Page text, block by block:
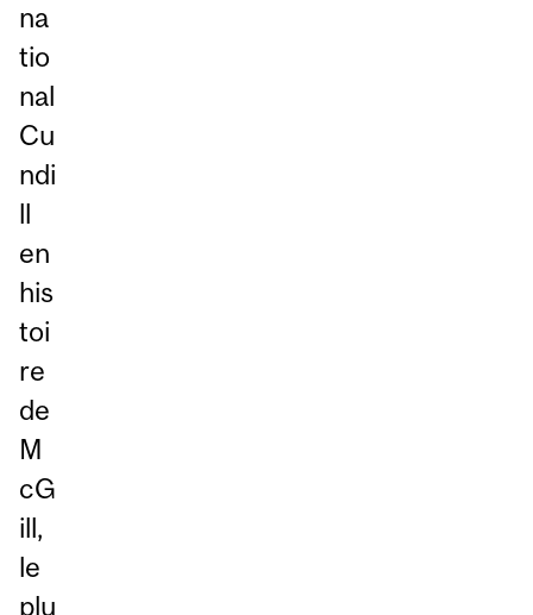
na
tio
nal
Cu
ndi
ll
en
his
toi
re
de
M
cG
ill,
le
plu